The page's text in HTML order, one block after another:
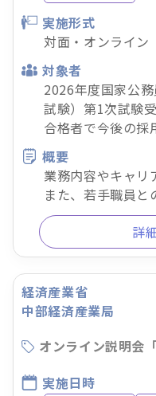
詳
実施形式
対面・オンライン
対象者
2026年度国家公
試験）第1次試験
合格者で今後の採
概要
業務内容やキャリ
また、若手職員と
経済産業省
中部経済産業局
オンライン説明会
実施日時